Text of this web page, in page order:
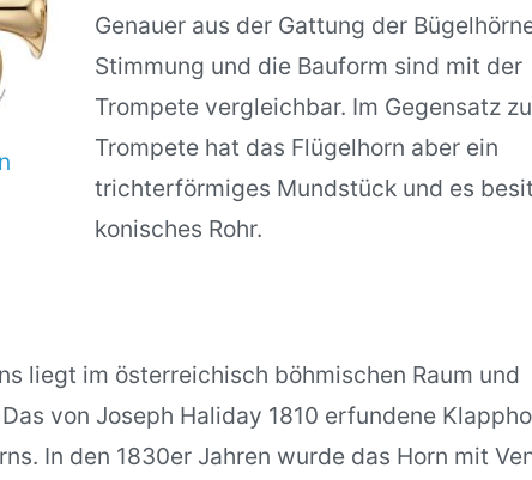
Genauer aus der Gattung der
Stimmung und die Bauform sind mit der
Trompete vergleichbar. Im Gegensatz
Trompete hat das Flügelhorn aber ein
trichterförmiges Mundstück und es
konisches Rohr.
liegt im österreichisch böhmischen Raum und
von Joseph Haliday 1810 erfundene
In den 1830er Jahren wurde das Horn mit